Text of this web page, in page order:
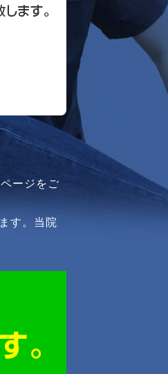
ージをご
す。当院